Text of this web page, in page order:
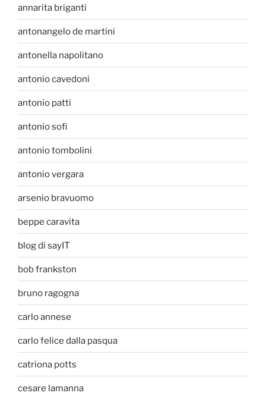
annarita briganti
antonangelo de martini
antonella napolitano
antonio cavedoni
antonio patti
antonio sofi
antonio tombolini
antonio vergara
arsenio bravuomo
beppe caravita
blog di sayIT
bob frankston
bruno ragogna
carlo annese
carlo felice dalla pasqua
catriona potts
cesare lamanna